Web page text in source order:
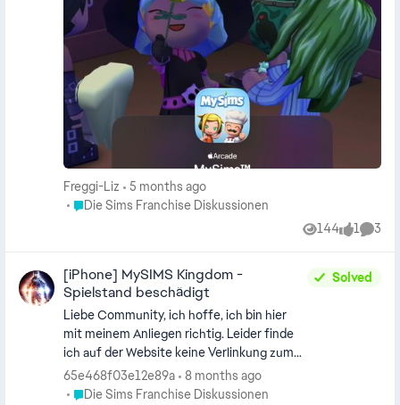
geteilt werden. Um das ganze zu treten, könnt Ihr auch
einen Probemonat testen. Erschaffe eine Stadt und
integriere weitere MySims. Baue Häuser, erfülle
Aufgaben. In MySims Kingdom, , könnt Ihr das Königreich
entdecken und erobern. Details zu den MySims auf ios
findet Ihr bei EA Steuerung MySims Apple Arcade
Hilfreiche Tipps zu MySims auf PC
Freggi-Liz
5 months ago
Place Die Sims Franchise Diskussionen
Die Sims Franchise Diskussionen
144
Views 1
like 3
[iPhone] MySIMS Kingdom -
Spielstand beschädigt
Liebe Community, ich hoffe, ich bin hier
mit meinem Anliegen richtig. Leider finde
ich auf der Website keine Verlinkung zum
Support von Mobile-Games. Ich möchte
einen schwerwiegenden Bug für das Apple
Solved
65e468f03e12e89a
8 months ago
Place Die Sims Franchise Diskussionen
Die Sims Franchise Diskussionen